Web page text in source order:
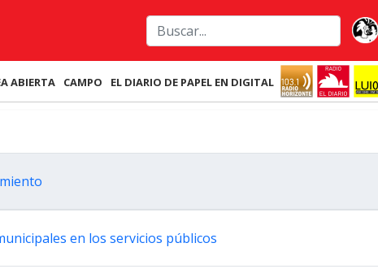
ABIERTA CAMPO EL DIARIO DE PAPEL EN DIGITAL
en los servicios públicos